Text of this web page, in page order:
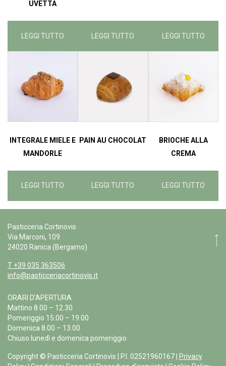
UVETTA
LEGGI TUTTO LEGGI TUTTO LEGGI TUTTO
INTEGRALE MIELE E
MANDORLE
LEGGI TUTTO
PAIN AU CHOCOLAT
LEGGI TUTTO
BRIOCHE ALLA
CREMA
LEGGI TUTTO
Pasticceria Cortinovis
Via Marconi, 109
24020 Ranica (Bergamo)
T +39 035 363506
info@pasticceriacortinovis.it
ORARI D’APERTURA
Mattino 8.00 – 12.30
Pomeriggio 15.00 – 19.00
Domenica 8.00 – 13.00
Chiuso lunedì e domenica pomeriggio
Copyright © Pasticceria Cortinovis | P.I. 02521960167 |
Privacy